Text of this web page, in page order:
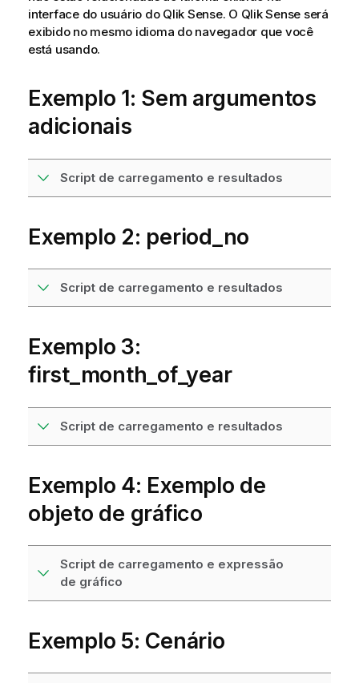
interface do usuário do Qlik Sense. O Qlik Sense será
exibido no mesmo idioma do navegador que você
está usando.
Exemplo 1: Sem argumentos
adicionais
Script de carregamento e resultados
Exemplo 2: period_no
Script de carregamento e resultados
Exemplo 3:
first_month_of_year
Script de carregamento e resultados
Exemplo 4: Exemplo de
objeto de gráfico
Script de carregamento e expressão
de gráfico
Exemplo 5: Cenário